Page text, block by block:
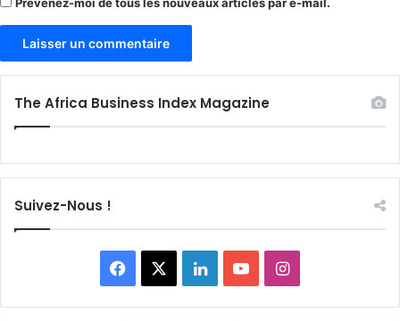
Prévenez-moi de tous les nouveaux articles par e-mail.
The Africa Business Index Magazine
Suivez-Nous !
Facebook LinkedinYouTubeInstagram